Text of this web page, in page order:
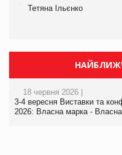
Тетяна Ільєнко
18 червня 2026 |
3-4 вересня Виставки та
2026: Власна марка -